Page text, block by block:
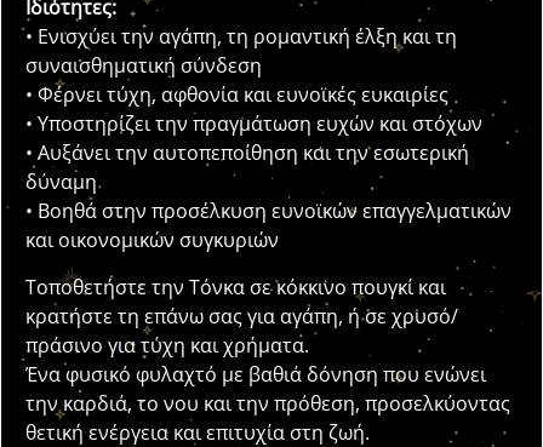
Ιδιότητες:
• Ενισχύει την αγάπη, τη ρομαντική έλξη και τη
συναισθηματική σύνδεση
• Φέρνει τύχη, αφθονία και ευνοϊκές ευκαιρίες
• Υποστηρίζει την πραγμάτωση ευχών και στόχων
• Αυξάνει την αυτοπεποίθηση και την εσωτερική
δύναμη
• Βοηθά στην προσέλκυση ευνοϊκών επαγγελματικών
και οικονομικών συγκυριών
Τοποθετήστε την Τόνκα σε κόκκινο πουγκί και
κρατήστε τη επάνω σας για αγάπη, ή σε χρυσό/
πράσινο για τύχη και χρήματα.
Ένα φυσικό φυλαχτό με βαθιά δόνηση που ενώνει
την καρδιά, το νου και την πρόθεση, προσελκύοντας
θετική ενέργεια και επιτυχία στη ζωή.